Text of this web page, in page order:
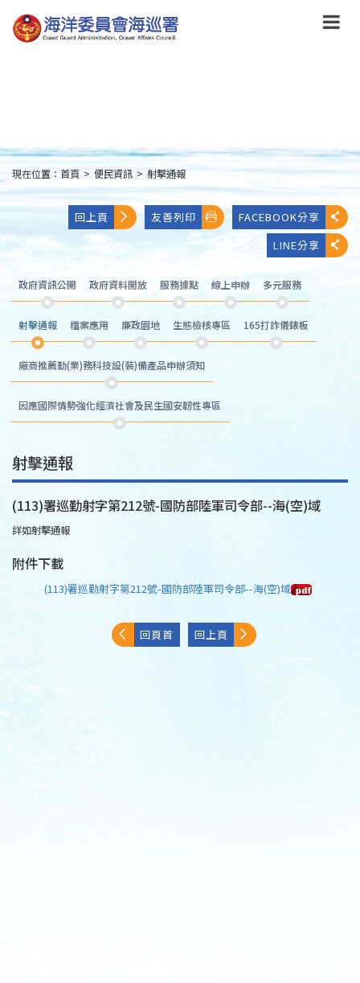
到
主
:::
現在位置： 首頁 > 便民資訊 > 射擊通報
回上頁 友善列印
FACEBOOK分享
LINE分享
政府資訊公開 政府資料開放 服務據點 線上申辦 多元服務
射擊通報 檔案應用 廉政園地 生態檢核專區 165打詐儀錶板
廠商推薦勤(業)務科技設(裝)備產品申辦須知
因應國際情勢強化經濟社會及民生國安韌性專區
射擊通報
(113)署巡勤射字第212號-國防部陸軍司令部--海(空)域
詳如射擊通報
附件下載
(113)署巡勤射字第212號-國防部陸軍司令部--海(空)域
回頁首 回上頁